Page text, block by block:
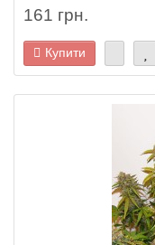
161 грн.
Купити